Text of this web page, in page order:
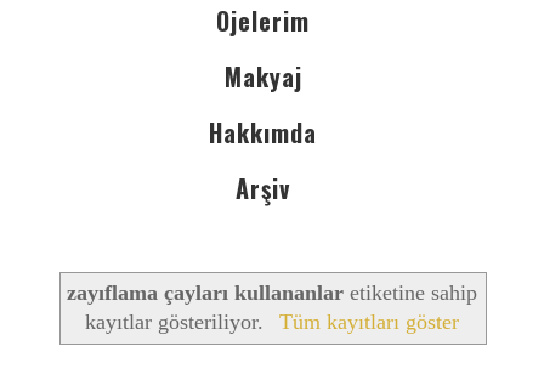
Ojelerim
Makyaj
Hakkımda
Arşiv
zayıflama çayları kullananlar etiketine sahip
kayıtlar gösteriliyor.
Tüm kayıtları göster